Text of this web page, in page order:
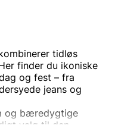
tidløs
finder du ikoniske
og fest – fra
jeans og
og bæredygtige
valg til den